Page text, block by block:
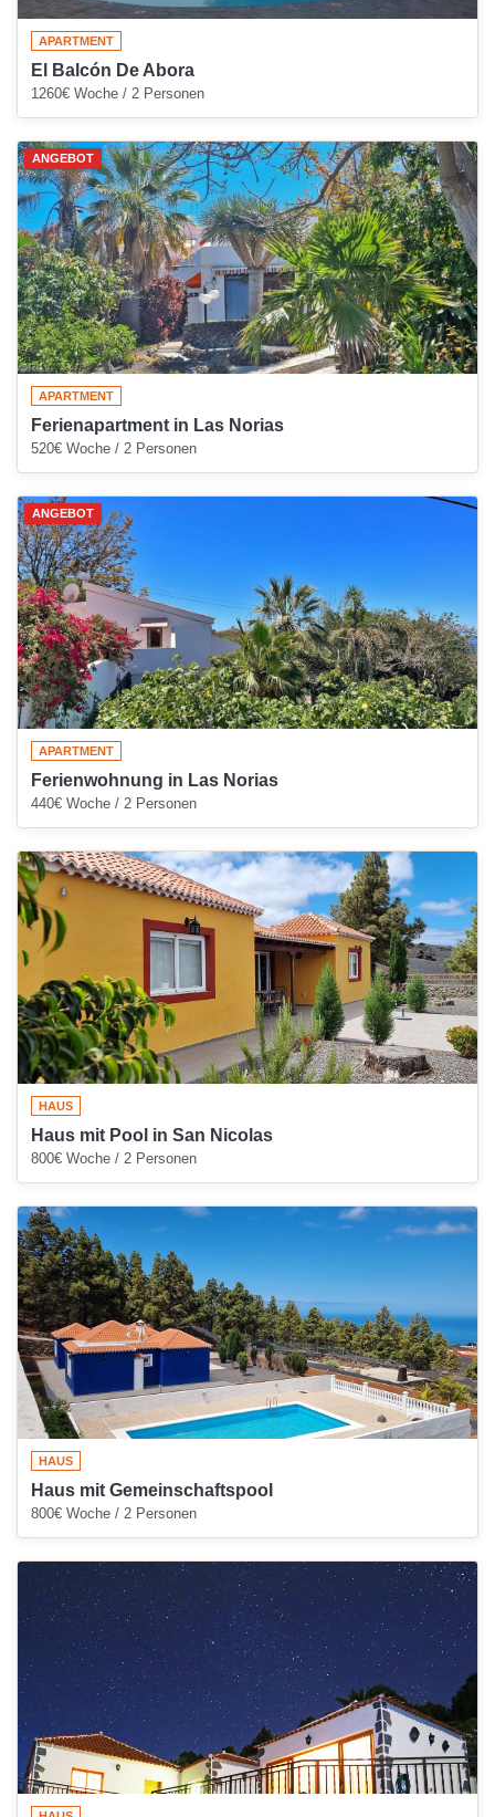
APARTMENT
El Balcón De Abora
1260€ Woche / 2 Personen
ANGEBOT
APARTMENT
Ferienapartment in Las Norias
520€ Woche / 2 Personen
ANGEBOT
APARTMENT
Ferienwohnung in Las Norias
440€ Woche / 2 Personen
HAUS
Haus mit Pool in San Nicolas
800€ Woche / 2 Personen
HAUS
Haus mit Gemeinschaftspool
800€ Woche / 2 Personen